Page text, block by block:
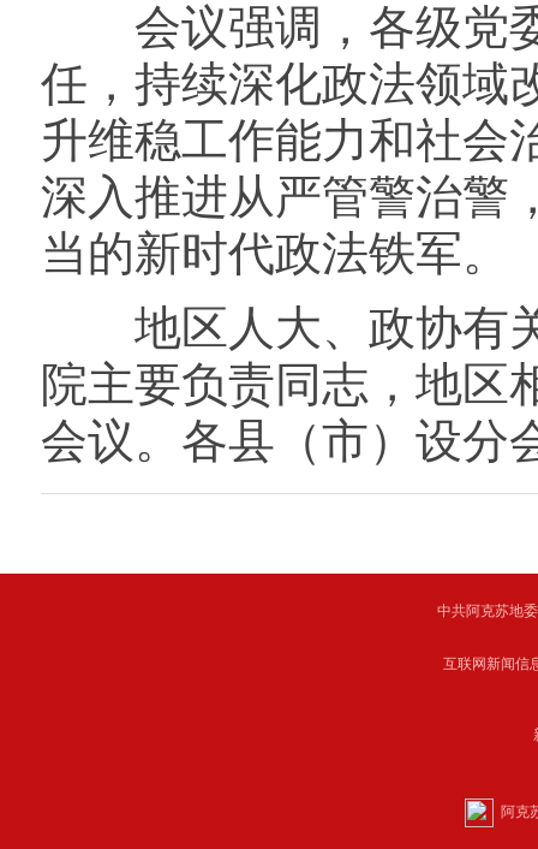
会议强调，各级党委
任，持续深化政法领域
升维稳工作能力和社会
深入推进从严管警治警
当的新时代政法铁军。
地区人大、政协有关
院主要负责同志，地区
会议。各县（市）设分
中共阿克苏地
互联网新闻
阿克